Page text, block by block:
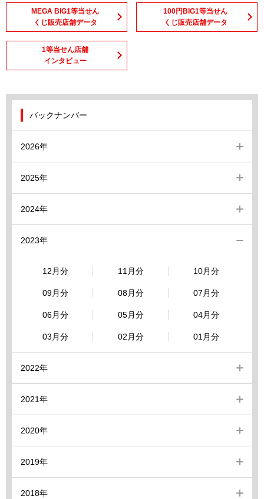
MEGA BIG1等当せん
くじ販売店舗データ
100円BIG1等当せん
くじ販売店舗データ
1等当せん店舗
インタビュー
バックナンバー
2026年
2025年
2024年
2023年
12月分 11月分 10月分
09月分 08月分 07月分
06月分 05月分 04月分
03月分 02月分 01月分
2022年
2021年
2020年
2019年
2018年